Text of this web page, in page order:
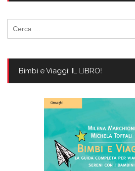
per:
Bimbi e Viaggi: IL LIBRO!